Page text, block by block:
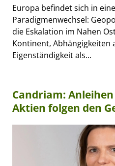
Europa befindet sich in
Paradigmenwechsel:
die Eskalation im Nahen
Kontinent, Abhängigkeiten
Eigenständigkeit als...
Candriam:
Aktien folgen den